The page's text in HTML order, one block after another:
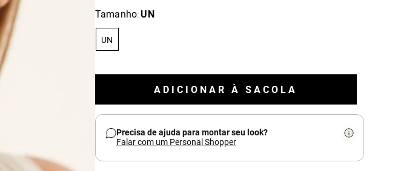
Tamanho: UN
UN
ADICIONAR À SACOLA
Precisa de ajuda para montar seu look?
Falar com um Personal Shopper